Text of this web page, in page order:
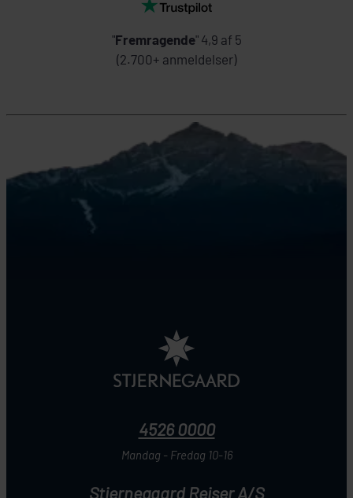
"Fremragende" 4,9 af 5
(2.700+ anmeldelser)
4526 0000
Mandag - Fredag 10-16
Stjernegaard Rejser A/S